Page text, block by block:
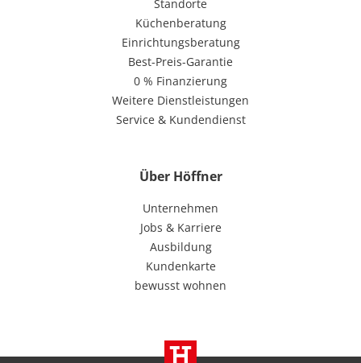
Standorte
Küchenberatung
Einrichtungsberatung
Best-Preis-Garantie
0 % Finanzierung
Weitere Dienstleistungen
Service & Kundendienst
Über Höffner
Unternehmen
Jobs & Karriere
Ausbildung
Kundenkarte
bewusst wohnen